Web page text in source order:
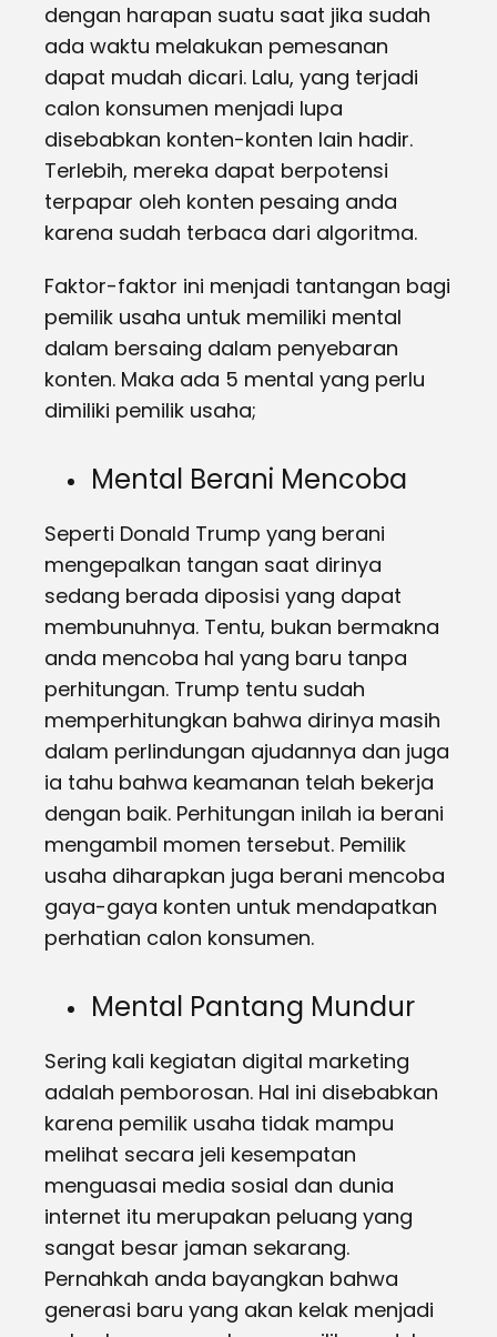
dengan harapan suatu saat jika sudah
ada waktu melakukan pemesanan
dapat mudah dicari. Lalu, yang terjadi
calon konsumen menjadi lupa
disebabkan konten-konten lain hadir.
Terlebih, mereka dapat berpotensi
terpapar oleh konten pesaing anda
karena sudah terbaca dari algoritma.
Faktor-faktor ini menjadi tantangan bagi
pemilik usaha untuk memiliki mental
dalam bersaing dalam penyebaran
konten. Maka ada 5 mental yang perlu
dimiliki pemilik usaha;
Mental Berani Mencoba
Seperti Donald Trump yang berani
mengepalkan tangan saat dirinya
sedang berada diposisi yang dapat
membunuhnya. Tentu, bukan bermakna
anda mencoba hal yang baru tanpa
perhitungan. Trump tentu sudah
memperhitungkan bahwa dirinya masih
dalam perlindungan ajudannya dan juga
ia tahu bahwa keamanan telah bekerja
dengan baik. Perhitungan inilah ia berani
mengambil momen tersebut. Pemilik
usaha diharapkan juga berani mencoba
gaya-gaya konten untuk mendapatkan
perhatian calon konsumen.
Mental Pantang Mundur
Sering kali kegiatan digital marketing
adalah pemborosan. Hal ini disebabkan
karena pemilik usaha tidak mampu
melihat secara jeli kesempatan
menguasai media sosial dan dunia
internet itu merupakan peluang yang
sangat besar jaman sekarang.
Pernahkah anda bayangkan bahwa
generasi baru yang akan kelak menjadi